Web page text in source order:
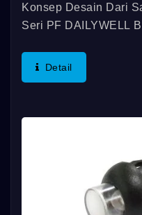
Konsep Desain Dari
Seri PF DAILYWELL
Pilihan Tutup Dan
Disesuaikan Di Masa
Detail